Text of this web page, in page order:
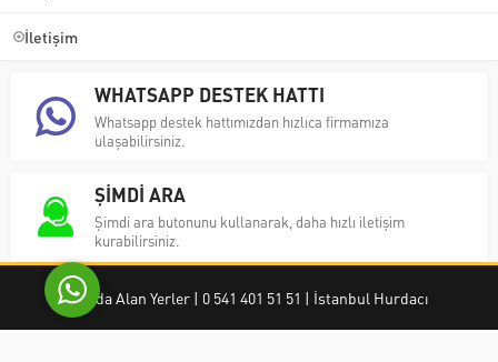
İletişim
WHATSAPP DESTEK HATTI
Whatsapp destek hattımızdan hızlıca firmamıza
ulaşabilirsiniz.
ŞİMDİ ARA
Şimdi ara butonunu kullanarak, daha hızlı iletişim
kurabilirsiniz.
Hurda Alan Yerler | 0 541 401 51 51 | İstanbul Hurdacı
Cevap Yaz